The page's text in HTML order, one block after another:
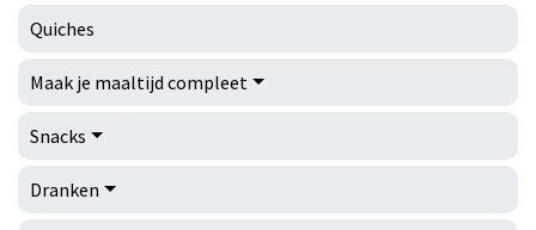
Quiches
Maak je maaltijd compleet
Snacks
Dranken